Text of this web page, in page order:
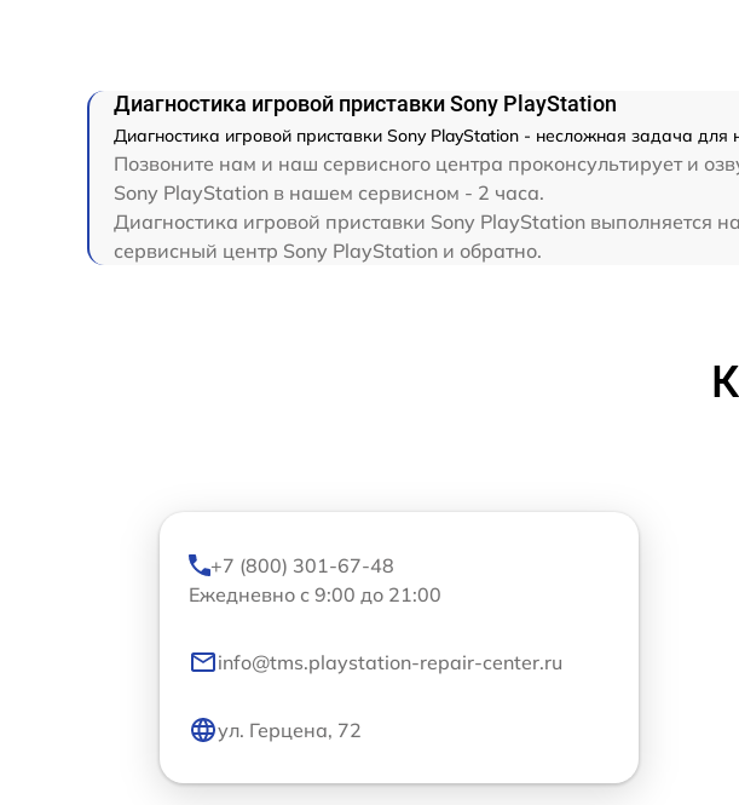
Диагностика игровой приставки Sony PlayStation
Диагностика игровой приставки Sony PlayStation - несложная задача
Позвоните нам и наш сервисного центра проконсультирует и
Sony PlayStation в нашем сервисном - 2 часа.
Диагностика игровой приставки Sony PlayStation выполняется
сервисный центр Sony PlayStation и обратно.
+7 (800) 301-67-48
Ежедневно с 9:00 до 21:00
info@tms.playstation-repair-center.ru
ул. Герцена, 72